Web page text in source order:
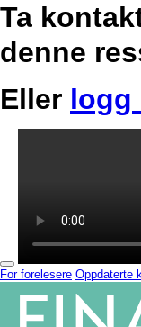
Ta
denne
Eller logg
For forelesere Oppdaterte